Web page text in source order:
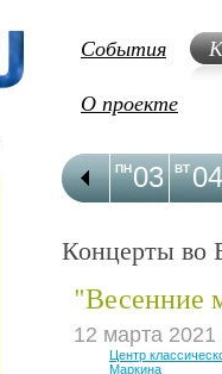
События
О проекте
03
ПН 04
ВТ
Концерты во
"Весенние
12 марта 2021
Центр
Маркина